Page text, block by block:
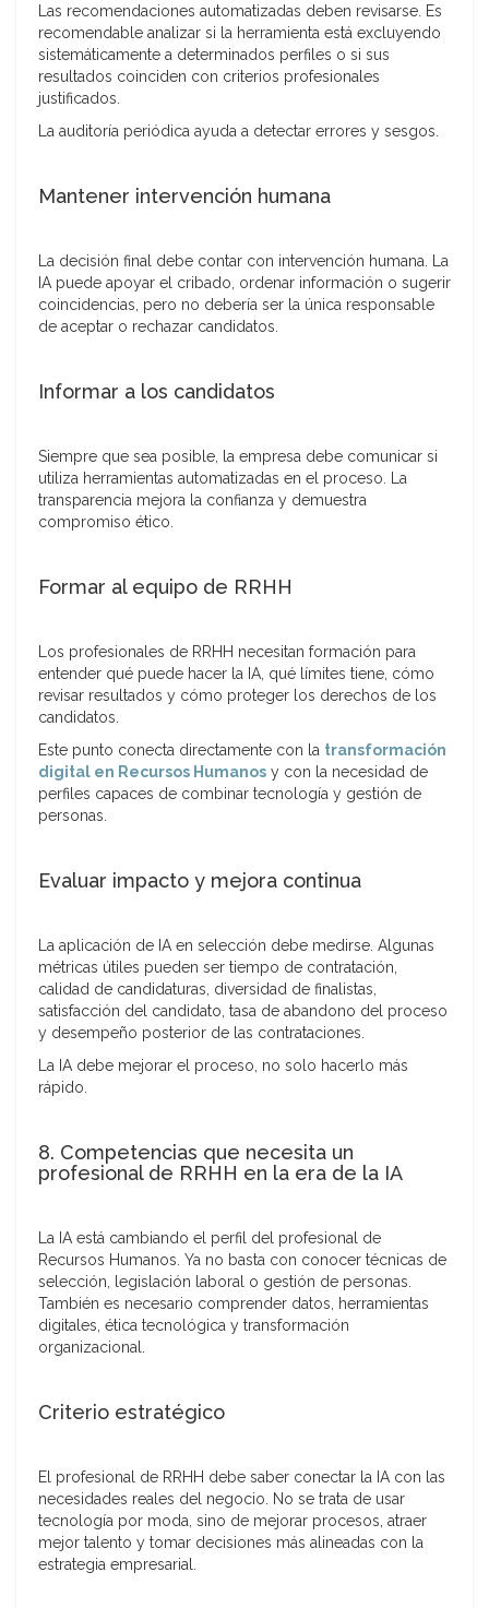
Las recomendaciones automatizadas deben revisarse. Es
recomendable analizar si la herramienta está excluyendo
sistemáticamente a determinados perfiles o si sus
resultados coinciden con criterios profesionales
justificados.
La auditoría periódica ayuda a detectar errores y sesgos.
Mantener intervención humana
La decisión final debe contar con intervención humana. La
IA puede apoyar el cribado, ordenar información o sugerir
coincidencias, pero no debería ser la única responsable
de aceptar o rechazar candidatos.
Informar a los candidatos
Siempre que sea posible, la empresa debe comunicar si
utiliza herramientas automatizadas en el proceso. La
transparencia mejora la confianza y demuestra
compromiso ético.
Formar al equipo de RRHH
Los profesionales de RRHH necesitan formación para
entender qué puede hacer la IA, qué límites tiene, cómo
revisar resultados y cómo proteger los derechos de los
candidatos.
Este punto conecta directamente con la transformación
digital en Recursos Humanos y con la necesidad de
perfiles capaces de combinar tecnología y gestión de
personas.
Evaluar impacto y mejora continua
La aplicación de IA en selección debe medirse. Algunas
métricas útiles pueden ser tiempo de contratación,
calidad de candidaturas, diversidad de finalistas,
satisfacción del candidato, tasa de abandono del proceso
y desempeño posterior de las contrataciones.
La IA debe mejorar el proceso, no solo hacerlo más
rápido.
8. Competencias que necesita un
profesional de RRHH en la era de la IA
La IA está cambiando el perfil del profesional de
Recursos Humanos. Ya no basta con conocer técnicas de
selección, legislación laboral o gestión de personas.
También es necesario comprender datos, herramientas
digitales, ética tecnológica y transformación
organizacional.
Criterio estratégico
El profesional de RRHH debe saber conectar la IA con las
necesidades reales del negocio. No se trata de usar
tecnología por moda, sino de mejorar procesos, atraer
mejor talento y tomar decisiones más alineadas con la
estrategia empresarial.